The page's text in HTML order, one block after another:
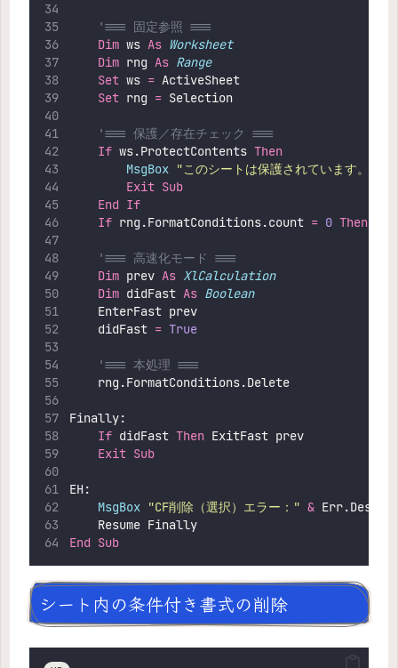
'=== 固定参照 ===
Dim ws As Worksheet
Dim rng As Range
Set ws = ActiveSheet
Set rng = Selection
'=== 保護／存在チェック ===
If ws.ProtectContents Then
MsgBox "このシートは保護されています。選
Exit Sub
End If
If rng.FormatConditions.count = 0 Then
'=== 高速化モード ===
Dim prev As XlCalculation
Dim didFast As Boolean
    EnterFast prev
    didFast
= True
'=== 本処理 ===
    rng.FormatConditions.Delete
Finally:
If didFast Then ExitFast prev
Exit Sub
EH:
MsgBox "CF削除（選択）エラー： " &
    Resume Finally
End Sub
シート内の条件付き書式の削除